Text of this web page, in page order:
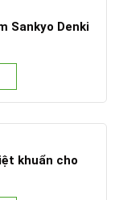
Sankyo Denki
khuẩn cho